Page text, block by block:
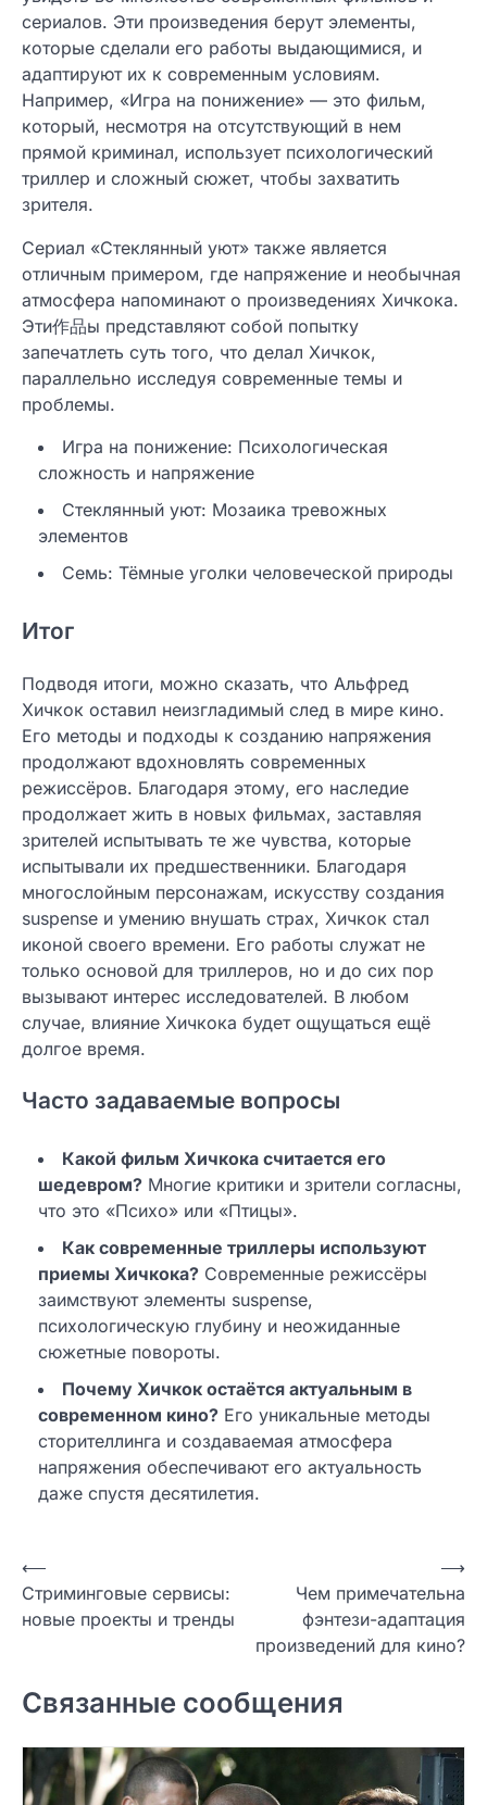
сериалов. Эти произведения берут элементы,
которые сделали его работы выдающимися, и
адаптируют их к современным условиям.
Например, «Игра на понижение» — это фильм,
который, несмотря на отсутствующий в нем
прямой криминал, использует психологический
триллер и сложный сюжет, чтобы захватить
зрителя.
Сериал «Стеклянный уют» также является
отличным примером, где напряжение и необычная
атмосфера напоминают о произведениях Хичкока.
Эти作品ы представляют собой попытку
запечатлеть суть того, что делал Хичкок,
параллельно исследуя современные темы и
проблемы.
Игра на понижение: Психологическая
сложность и напряжение
Стеклянный уют: Мозаика тревожных
элементов
Семь: Тёмные уголки человеческой природы
Итог
Подводя итоги, можно сказать, что Альфред
Хичкок оставил неизгладимый след в мире кино.
Его методы и подходы к созданию напряжения
продолжают вдохновлять современных
режиссёров. Благодаря этому, его наследие
продолжает жить в новых фильмах, заставляя
зрителей испытывать те же чувства, которые
испытывали их предшественники. Благодаря
многослойным персонажам, искусству создания
suspense и умению внушать страх, Хичкок стал
иконой своего времени. Его работы служат не
только основой для триллеров, но и до сих пор
вызывают интерес исследователей. В любом
случае, влияние Хичкока будет ощущаться ещё
долгое время.
Часто задаваемые вопросы
Какой фильм Хичкока считается его
шедевром? Многие критики и зрители согласны,
что это «Психо» или «Птицы».
Как современные триллеры используют
приемы Хичкока? Современные режиссёры
заимствуют элементы suspense,
психологическую глубину и неожиданные
сюжетные повороты.
Почему Хичкок остаётся актуальным в
современном кино? Его уникальные методы
сторителлинга и создаваемая атмосфера
напряжения обеспечивают его актуальность
даже спустя десятилетия.
Навигация
по
записям
⟵
Стриминговые сервисы:
новые проекты и тренды
Чем примечательна
фэнтези-адаптация
произведений для кино?
⟶
Связанные сообщения